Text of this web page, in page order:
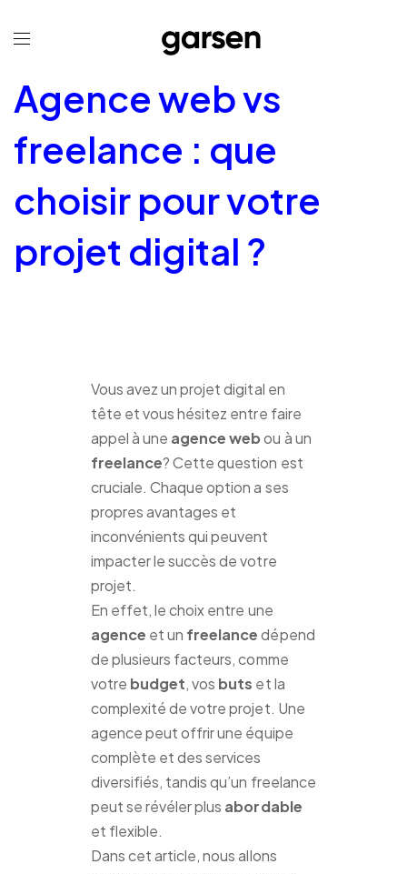
Agence web vs
freelance : que
choisir pour votre
projet digital ?
Vous avez un projet digital en
tête et vous hésitez entre faire
appel à une agence webou à un
freelance? Cette question est
cruciale. Chaque option a ses
propres avantages et
inconvénients qui peuvent
impacter le succès de votre
projet.
En effet, le choix entre une
agence et un freelancedépend
de plusieurs facteurs, comme
votre budget, vos buts et la
complexité de votre projet. Une
agence peut offrir une équipe
complète et des services
diversifiés, tandis qu’un freelance
peut se révéler plus abordable
et flexible.
Dans cet article, nous allons